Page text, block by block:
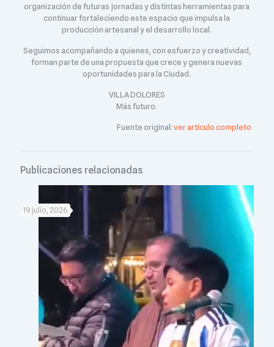
organización de futuras jornadas y distintas herramientas para
continuar fortaleciendo este espacio que impulsa la
producción artesanal y el desarrollo local.
Seguimos acompañando a quienes, con esfuerzo y creatividad,
forman parte de una propuesta que crece y genera nuevas
oportunidades para la Ciudad.
VILLA DOLORES
Más futuro.
Fuente original:ver artículo completo
Publicaciones relacionadas
19 julio, 2026